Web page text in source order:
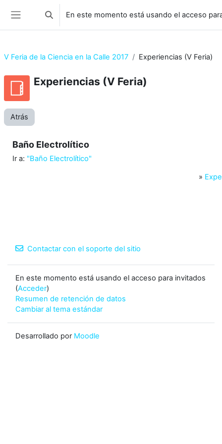
Salta al contenido principal
Panel lateral
Selector de búsqueda de entrada
En este momento está usando el acceso
V Feria de la Ciencia en la Calle 2017 Experiencias (V Feria)
Experiencias (V Feria)
Atrás
Baño Electrolítico
Ir a: "Baño Electrolítico"
»
Contactar con el soporte del sitio
En este momento está usando el acceso para invitados
(Acceder)
Resumen de retención de datos
Cambiar al tema estándar
Desarrollado por Moodle